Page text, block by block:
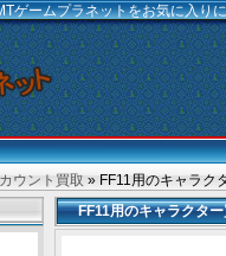
ゲームプラネットをお気に入り
ウント買取 » FF11用のキャラク
FF11用のキャラクタ